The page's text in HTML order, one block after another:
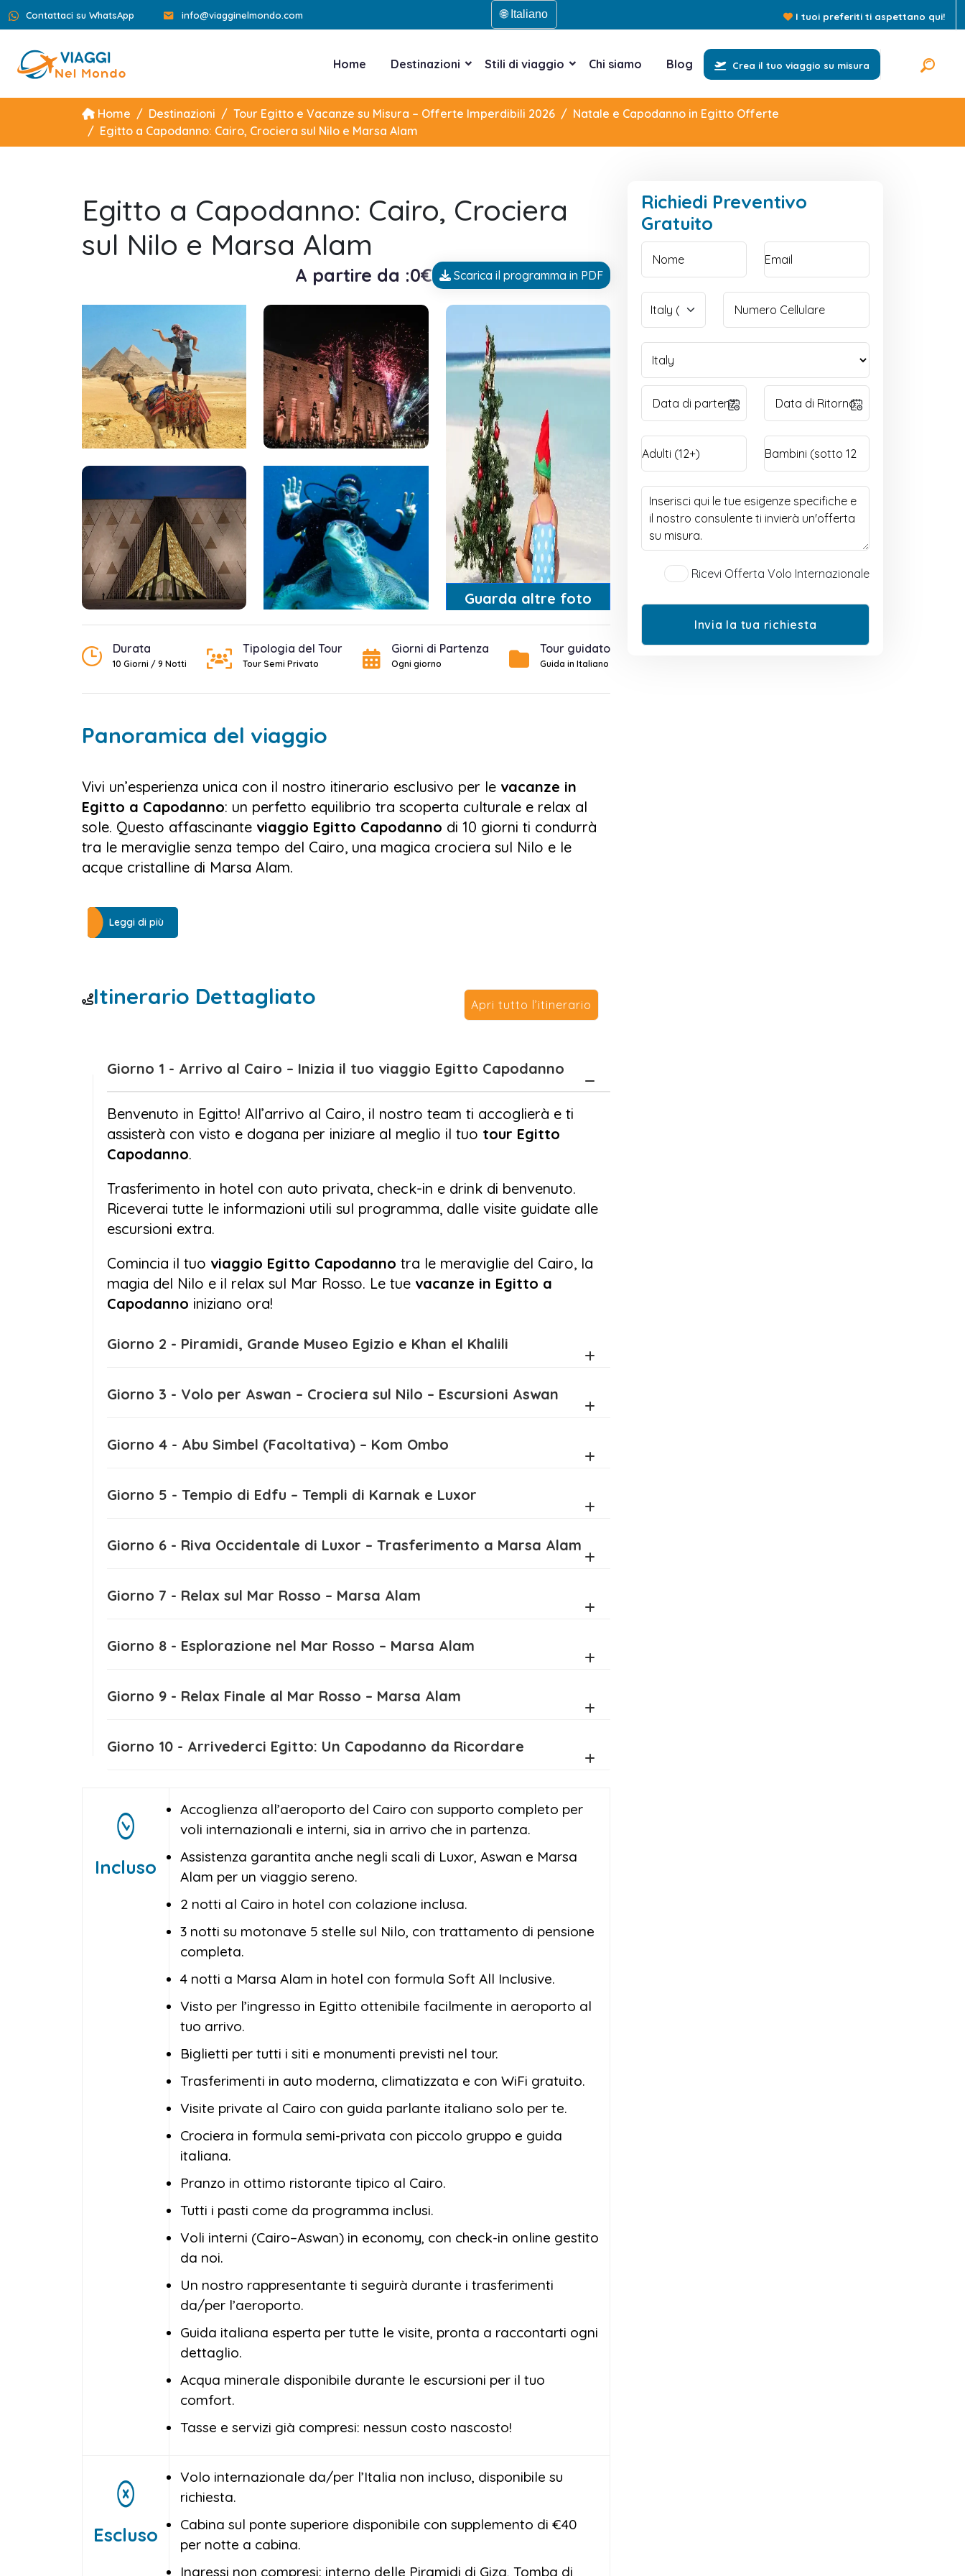
Contattaci su WhatsApp info@viagginelmondo.com 🌐 Italiano I tuoi preferiti ti aspettano qui!
Home Destinazioni Stili di viaggio Chi siamo Blog Crea il tuo viaggio su misura
Home Destinazioni Tour Egitto e Vacanze su Misura – Offerte Imperdibili 2026
Natale e Capodanno in Egitto Offerte
Egitto a Capodanno: Cairo, Crociera sul Nilo e Marsa Alam
Egitto a Capodanno: Cairo, Crociera
sul Nilo e Marsa Alam
A partire da :0€ Scarica il programma in PDF
Guarda altre foto
Durata
10 Giorni / 9 Notti
Tipologia del Tour
Tour Semi Privato
Giorni di Partenza
Ogni giorno
Tour guidato
Guida in Italiano
Panoramica del viaggio
Vivi un’esperienza unica con il nostro itinerario esclusivo per le vacanze in
Egitto a Capodanno: un perfetto equilibrio tra scoperta culturale e relax al
sole. Questo affascinante viaggio Egitto Capodanno di 10 giorni ti condurrà
tra le meraviglie senza tempo del Cairo, una magica crociera sul Nilo e le
acque cristalline di Marsa Alam.
fondono in un’energia travolgente. Ammira le iconiche Piramidi di Giza, lasciati
affascinare dallo sguardo enigmatico della Sfinge e perditi tra i corridoi del
di questa città leggendaria.
e Hatshepsut, entra nella Valle dei Re e lasciati sorprendere dalla grandezza
dell’Antico Egitto. Ogni tappa della crociera è un'immersione nella storia, tra
paesaggi spettacolari e atmosfere da sogno.
Infine, rilassati sulle spiagge incontaminate di Marsa Alam. Qui, il Mar Rosso ti
semplicemente rilassarti in un resort esclusivo.
Questotour Egitto Capodanno
Leggi di più
Itinerario Dettagliato Apri tutto l’itinerario
Giorno 1 - Arrivo al Cairo – Inizia il tuo viaggio Egitto Capodanno
Benvenuto in Egitto! All’arrivo al Cairo, il nostro team ti accoglierà e ti
assisterà con visto e dogana per iniziare al meglio il tuo tour Egitto
Capodanno.
Trasferimento in hotel con auto privata, check-in e drink di benvenuto.
Riceverai tutte le informazioni utili sul programma, dalle visite guidate alle
escursioni extra.
Comincia il tuo viaggio Egitto Capodanno tra le meraviglie del Cairo, la
magia del Nilo e il relax sul Mar Rosso. Le tue vacanze in Egitto a
Capodanno iniziano ora!
Giorno 2 - Piramidi, Grande Museo Egizio e Khan el Khalili
Giorno 3 - Volo per Aswan – Crociera sul Nilo – Escursioni Aswan
Giorno 4 - Abu Simbel (Facoltativa) – Kom Ombo
Giorno 5 - Tempio di Edfu – Templi di Karnak e Luxor
Giorno 6 - Riva Occidentale di Luxor – Trasferimento a Marsa Alam
Giorno 7 - Relax sul Mar Rosso – Marsa Alam
Giorno 8 - Esplorazione nel Mar Rosso – Marsa Alam
Giorno 9 - Relax Finale al Mar Rosso – Marsa Alam
Giorno 10 - Arrivederci Egitto: Un Capodanno da Ricordare
Incluso
Accoglienza all’aeroporto del Cairo con supporto completo per
voli internazionali e interni, sia in arrivo che in partenza.
Assistenza garantita anche negli scali di Luxor, Aswan e Marsa
Alam per un viaggio sereno.
2 notti al Cairo in hotel con colazione inclusa.
3 notti su motonave 5 stelle sul Nilo, con trattamento di pensione
completa.
4 notti a Marsa Alam in hotel con formula Soft All Inclusive.
Visto per l’ingresso in Egitto ottenibile facilmente in aeroporto al
tuo arrivo.
Biglietti per tutti i siti e monumenti previsti nel tour.
Trasferimenti in auto moderna, climatizzata e con WiFi gratuito.
Visite private al Cairo con guida parlante italiano solo per te.
Crociera in formula semi-privata con piccolo gruppo e guida
italiana.
Pranzo in ottimo ristorante tipico al Cairo.
Tutti i pasti come da programma inclusi.
Voli interni (Cairo–Aswan) in economy, con check-in online gestito
da noi.
Un nostro rappresentante ti seguirà durante i trasferimenti
da/per l’aeroporto.
Guida italiana esperta per tutte le visite, pronta a raccontarti ogni
dettaglio.
Acqua minerale disponibile durante le escursioni per il tuo
comfort.
Tasse e servizi già compresi: nessun costo nascosto!
Escluso
Volo internazionale da/per l’Italia non incluso, disponibile su
richiesta.
Cabina sul ponte superiore disponibile con supplemento di €40
per notte a cabina.
Ingressi non compresi: interno delle Piramidi di Giza, Tomba di
Richiedi Preventivo
Gratuito
Ricevi Offerta Volo Internazionale